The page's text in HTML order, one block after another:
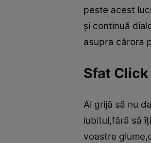
peste acest
şi continuă
asupra cărora
Sfat
Ai grijă să nu
iubitul,fără să
voastre